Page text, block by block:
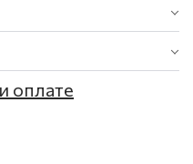
оплате